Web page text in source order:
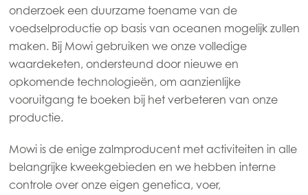
onderzoek een duurzame toename van de
voedselproductie op basis van oceanen mogelijk zullen
maken. Bij Mowi gebruiken we onze volledige
waardeketen, ondersteund door nieuwe en
opkomende technologieën, om aanzienlijke
vooruitgang te boeken bij het verbeteren van onze
productie.
Mowi is de enige zalmproducent met activiteiten in alle
belangrijke kweekgebieden en we hebben interne
controle over onze eigen genetica, voer,